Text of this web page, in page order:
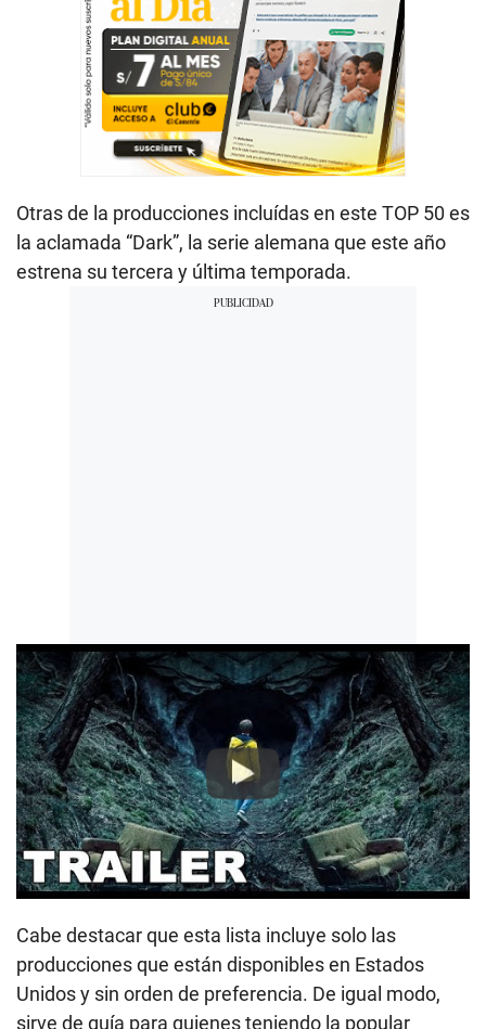
Otras de la producciones incluídas en este TOP 50 es
la aclamada “Dark”, la serie alemana que este año
estrena su tercera y última temporada.
Play
Cabe destacar que esta lista incluye solo las
producciones que están disponibles en Estados
Unidos y sin orden de preferencia. De igual modo,
sirve de guía para quienes teniendo la popular